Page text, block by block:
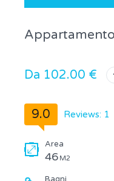
Da 102.00 €
9.0 Reviews: 1
Area
46 M2